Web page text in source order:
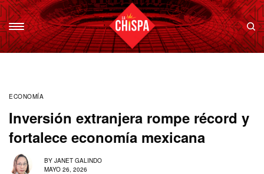
ECONOMÍA
Inversión extranjera rompe récord y
fortalece economía mexicana
BY JANET GALINDO
MAYO 26, 2026